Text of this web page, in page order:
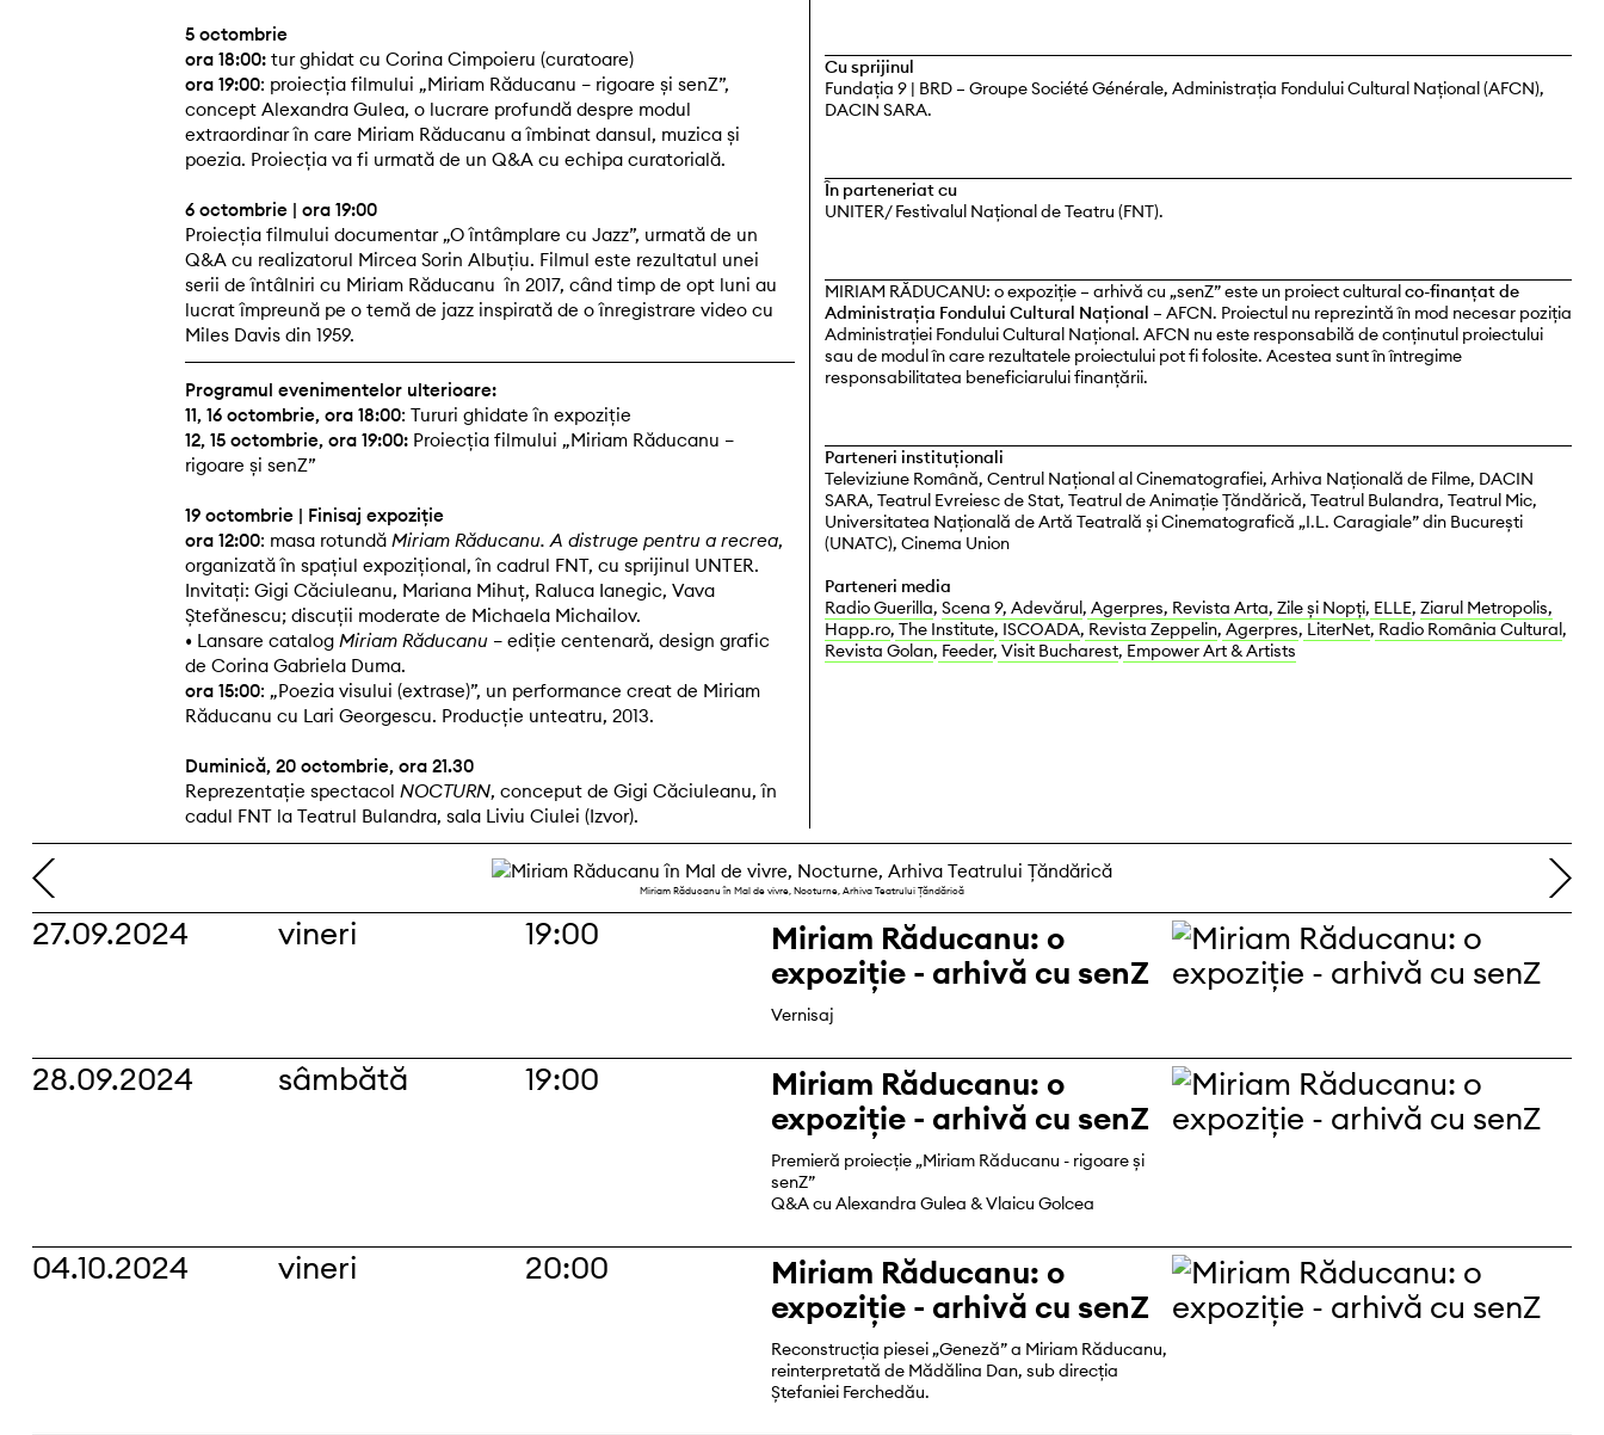
5 octombrie
ora 18:00: tur ghidat cu Corina Cimpoieru (curatoare)
ora 19:00: proiecția filmului „Miriam Răducanu – rigoare și senZ”,
concept Alexandra Gulea, o lucrare profundă despre modul
extraordinar în care Miriam Răducanu a îmbinat dansul, muzica și
poezia. Proiecția va fi urmată de un Q&A cu echipa curatorială.
6 octombrie | ora 19:00
Proiecția filmului documentar „O întâmplare cu Jazz”, urmată de un
Q&A cu realizatorul Mircea Sorin Albuţiu. Filmul este rezultatul unei
serii de întâlniri cu Miriam Răducanu în 2017, când timp de opt luni au
lucrat împreună pe o temă de jazz inspirată de o înregistrare video cu
Miles Davis din 1959.
Programul evenimentelor ulterioare:
11, 16 octombrie, ora 18:00: Tururi ghidate în expoziție
12, 15 octombrie, ora 19:00:Proiecția filmului „Miriam Răducanu –
rigoare și senZ”
19 octombrie | Finisaj expoziție
ora 12:00: masa rotundă Miriam Răducanu. A distruge pentru a recrea,
organizată în spațiul expozițional, în cadrul FNT, cu sprijinul UNTER.
Invitați: Gigi Căciuleanu, Mariana Mihuț, Raluca Ianegic, Vava
Ștefănescu; discuții moderate de Michaela Michailov.
• Lansare catalog Miriam Răducanu– ediție centenară, design grafic
de Corina Gabriela Duma.
ora 15:00: „Poezia visului (extrase)”, un performance creat de Miriam
Răducanu cu Lari Georgescu. Producție unteatru, 2013.
Duminică, 20 octombrie, ora 21.30
Reprezentație spectacol NOCTURN, conceput de Gigi Căciuleanu, în
cadul FNT la Teatrul Bulandra, sala Liviu Ciulei (Izvor).
Cu sprijinul
Fundația 9 | BRD – Groupe Société Générale, Administrația Fondului Cultural Național (AFCN),
DACIN SARA.
În parteneriat cu
UNITER/ Festivalul Național de Teatru (FNT).
MIRIAM RĂDUCANU: o expoziție – arhivă cu „senZ” este un proiect culturalco-finanțat de
Administrația Fondului Cultural Național – AFCN. Proiectul nu reprezintă în mod necesar poziția
Administrației Fondului Cultural Național. AFCN nu este responsabilă de conținutul proiectului
sau de modul în care rezultatele proiectului pot fi folosite. Acestea sunt în întregime
responsabilitatea beneficiarului finanțării.
Parteneri instituționali
Televiziune Română, Centrul Național al Cinematografiei, Arhiva Națională de Filme, DACIN
SARA, Teatrul Evreiesc de Stat, Teatrul de Animaţie Țăndărică, Teatrul Bulandra, Teatrul Mic,
Universitatea Naţională de Artă Teatrală și Cinematografică „I.L. Caragiale” din București
(UNATC), Cinema Union
Parteneri media
Radio Guerilla, Scena 9, Adevărul, Agerpres, Revista Arta, Zile și Nopți, ELLE, Ziarul Metropolis,
Happ.ro, The Institute, ISCOADA, Revista Zeppelin, Agerpres, LiterNet, Radio România Cultural,
Revista Golan, Feeder, Visit Bucharest, Empower Art & Artists
Miriam Răducanu în Mal de vivre, Nocturne, Arhiva Teatrului Țăndărică
dreapta
27.09.2024 vineri 19:00
Miriam Răducanu: o
expoziție - arhivă cu senZ
Vernisaj
28.09.2024 sâmbătă 19:00
Miriam Răducanu: o
expoziție - arhivă cu senZ
Premieră proiecție „Miriam Răducanu - rigoare și
senZ”
Q&A cu Alexandra Gulea & Vlaicu Golcea
04.10.2024 vineri 20:00
Miriam Răducanu: o
expoziție - arhivă cu senZ
Reconstrucția piesei „Geneză” a Miriam Răducanu,
reinterpretată de Mădălina Dan, sub direcția
Ștefaniei Ferchedău.